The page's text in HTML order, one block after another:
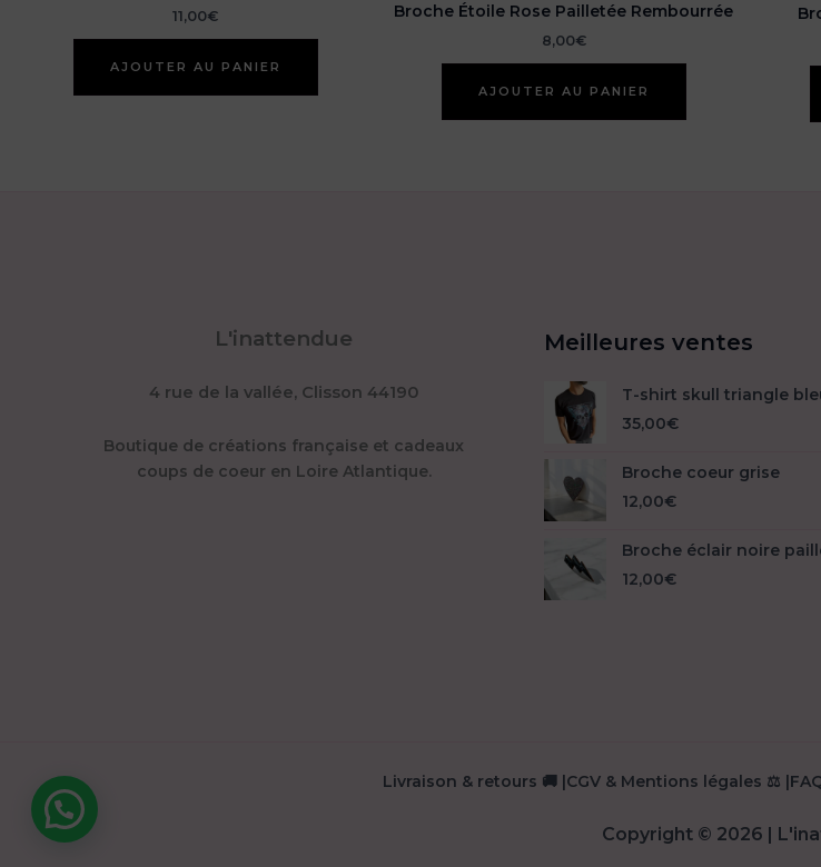
11,00€
AJOUTER AU PANIER
Broche Étoile Rose Pailletée Rembourrée
8,00€
AJOUTER AU PANIER
L'inattendue
4 rue de la vallée, Clisson 44190
Boutique de créations française et cadeaux
coups de coeur en Loire Atlantique.
Meilleures ventes
T-shirt skull triangle
35,00€
Broche coeur grise
12,00€
Broche éclair noire
12,00€
Livraison & retours 🚚 |CGV & Mentions légales ⚖️ |
Copyright © 2026 |